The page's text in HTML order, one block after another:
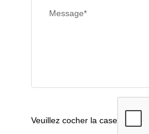
Message*
Veuillez cocher la case